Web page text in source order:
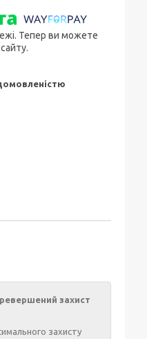
Тепер ви можете
захист
захисту